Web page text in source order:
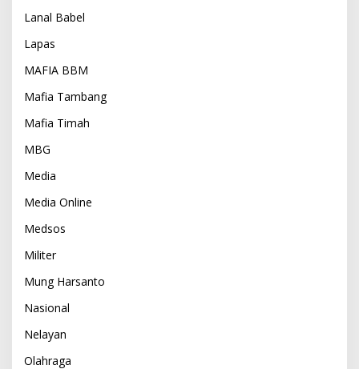
Lanal Babel
Lapas
MAFIA BBM
Mafia Tambang
Mafia Timah
MBG
Media
Media Online
Medsos
Militer
Mung Harsanto
Nasional
Nelayan
Olahraga